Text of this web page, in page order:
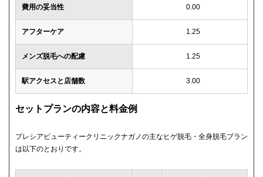
費用の妥当性 0.00
アフターケア 1.25
メンズ脱毛への配慮 1.25
駅アクセスと店舗数 3.00
セットプランの内容と料金例
プレシアビューティークリニックナガノの主なヒゲ脱毛・全身脱毛プラン
は以下のとおりです。